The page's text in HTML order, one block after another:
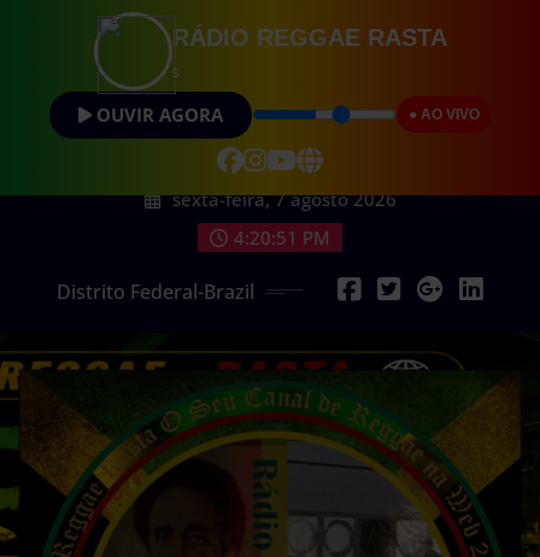
sexta-feira, 7 agosto 2026
4:20:53 PM
Distrito Federal-Brazil
RÁDIO REGGAE RASTA
OUVIR AGORA ● AO VIVO